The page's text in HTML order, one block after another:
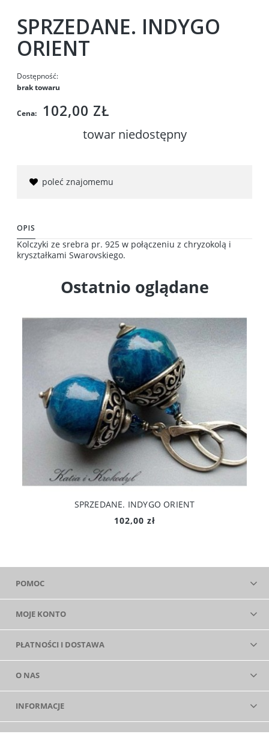
SPRZEDANE. INDYGO
ORIENT
Dostępność:
brak towaru
Cena: 102,00 ZŁ
towar niedostępny
poleć znajomemu
OPIS
Kolczyki ze srebra pr. 925 w połączeniu z chryzokolą i
kryształkami Swarovskiego.
Ostatnio oglądane
SPRZEDANE. INDYGO ORIENT
102,00 zł
POMOC
MOJE KONTO
PŁATNOŚCI I DOSTAWA
O NAS
INFORMACJE